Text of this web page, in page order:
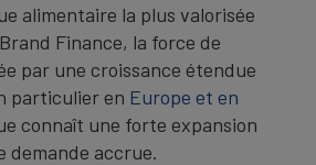
alimentaire la plus valorisée
Finance, la force de
par une croissance étendue
particulier en Europe et en
connaît une forte expansion
demande accrue.